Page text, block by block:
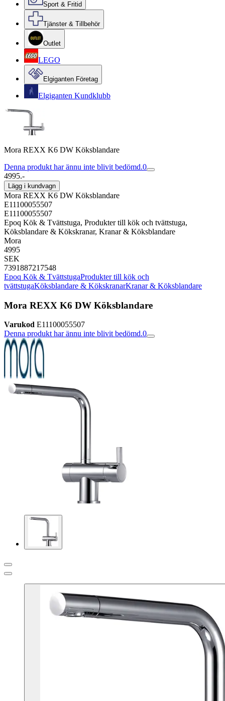
Sport & Fritid
Tjänster & Tillbehör
Outlet
LEGO
Elgiganten Företag
Elgiganten Kundklubb
Mora REXX K6 DW Köksblandare
Denna produkt har ännu inte blivit bedömd.0
4995.-
Lägg i kundvagn
Mora REXX K6 DW Köksblandare
E11100055507
E11100055507
Epoq Kök & Tvättstuga, Produkter till kök och tvättstuga,
Köksblandare & Kökskranar, Kranar & Köksblandare
Mora
4995
SEK
7391887217548
Epoq Kök & TvättstugaProdukter till kök och
tvättstugaKöksblandare & KökskranarKranar & Köksblandare
Mora REXX K6 DW Köksblandare
Varukod E11100055507
Denna produkt har ännu inte blivit bedömd.0